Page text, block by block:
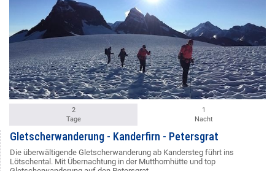
2
Tage
1
Nacht
Gletscherwanderung - Kanderfirn - Petersgrat
Die überwältigende Gletscherwanderung ab Kandersteg führt ins
Lötschental. Mit Übernachtung in der Mutthornhütte und top